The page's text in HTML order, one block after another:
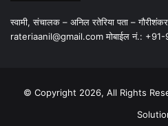
स्वामी, संचालक – अनिल रतेरिया पता –
rateriaanil@gmail.comमोबाईल नं.:
© Copyright 2026, All Rights